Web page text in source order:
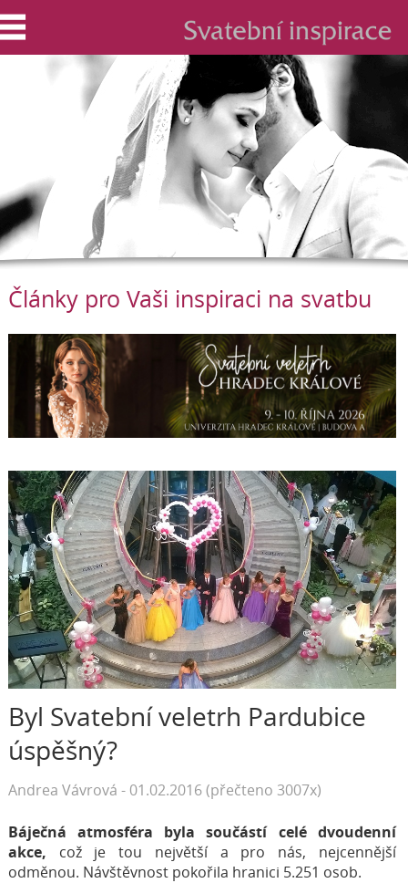
Články pro Vaši inspiraci na svatbu
Byl Svatební veletrh Pardubice
úspěšný?
Andrea Vávrová - 01.02.2016 (přečteno 3007x)
Báječná atmosféra byla součástí celé dvoudenní
akce, což je tou největší a pro nás, nejcennější
odměnou. Návštěvnost pokořila hranici 5.251 osob.